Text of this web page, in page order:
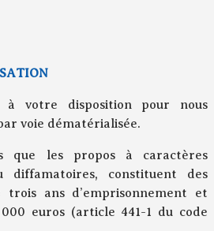
à votre disposition pour nous
voie dématérialisée.
que les propos à caractères
diffamatoires, constituent des
trois ans d’emprisonnement et
euros (article 441-1 du code